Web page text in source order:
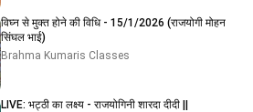
विघ्न से मुक्त होने की विधि - 15/1/2026 (राजयोगी मोहन
सिंघल भाई)
Brahma Kumaris Classes
LIVE: भट्ठी का लक्ष्य - राजयोगिनी शारदा दीदी ||